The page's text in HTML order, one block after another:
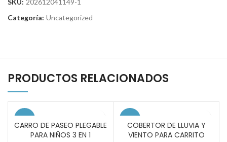
SKU: 202612041149-1
Categoría: Uncategorized
PRODUCTOS RELACIONADOS
SOLD
CARRO DE PASEO PLEGABLE
PARA NIÑOS 3 EN 1
COBERTOR DE LLUVIA Y
VIENTO PARA CARRITO